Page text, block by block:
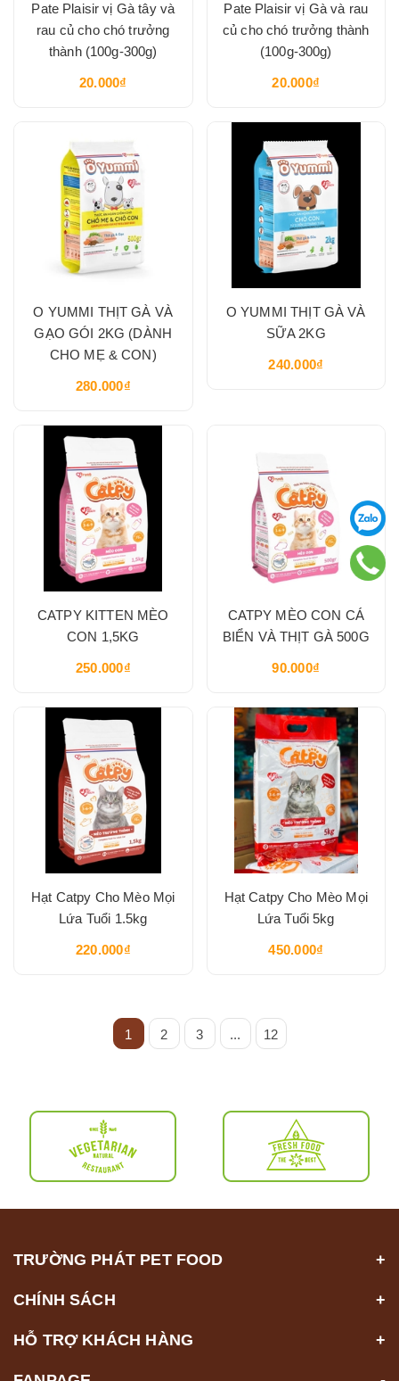
Pate Plaisir vị Gà tây và
rau củ cho chó trưởng
thành (100g-300g)
20.000₫
Pate Plaisir vị Gà và rau
củ cho chó trưởng thành
(100g-300g)
20.000₫
O YUMMI THỊT GÀ VÀ
GẠO GÓI 2KG (DÀNH
CHO MẸ & CON)
280.000₫
O YUMMI THỊT GÀ VÀ
SỮA 2KG
240.000₫
CATPY KITTEN MÈO
CON 1,5KG
250.000₫
CATPY MÈO CON CÁ
BIỂN VÀ THỊT GÀ 500G
90.000₫
Hạt Catpy Cho Mèo Mọi
Lứa Tuổi 1.5kg
220.000₫
Hạt Catpy Cho Mèo Mọi
Lứa Tuổi 5kg
450.000₫
1 2 3 ... 12
TRƯỜNG PHÁT PET FOOD
CHÍNH SÁCH
HỖ TRỢ KHÁCH HÀNG